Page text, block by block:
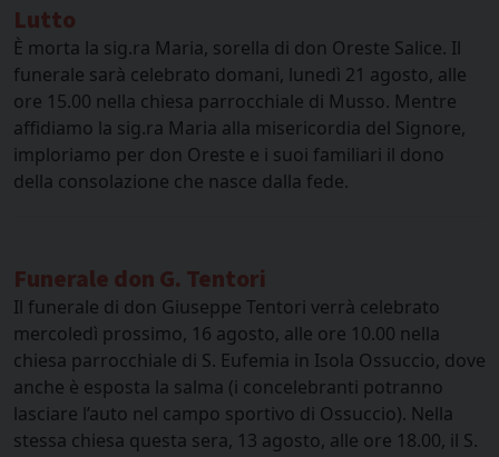
Lutto
È morta la sig.ra Maria, sorella di don Oreste Salice. Il
funerale sarà celebrato domani, lunedì 21 agosto, alle
ore 15.00 nella chiesa parrocchiale di Musso. Mentre
affidiamo la sig.ra Maria alla misericordia del Signore,
imploriamo per don Oreste e i suoi familiari il dono
della consolazione che nasce dalla fede.
Funerale don G. Tentori
Il funerale di don Giuseppe Tentori verrà celebrato
mercoledì prossimo, 16 agosto, alle ore 10.00 nella
chiesa parrocchiale di S. Eufemia in Isola Ossuccio, dove
anche è esposta la salma (i concelebranti potranno
lasciare l’auto nel campo sportivo di Ossuccio). Nella
stessa chiesa questa sera, 13 agosto, alle ore 18.00, il S.